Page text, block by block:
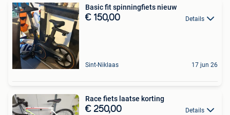
Basic fit spinningfiets nieuw
€ 150,00 Details
Sint-Niklaas 17 jun 26
Race fiets laatse korting
€ 250,00 Details